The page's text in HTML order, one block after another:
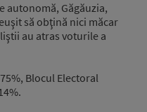
autonomă, Găgăuzia,
să obţină nici măcar
au atras voturile a
Blocul Electoral